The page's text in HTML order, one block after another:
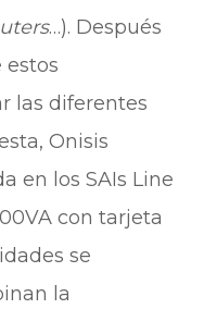
…). Después
las diferentes
Onisis
en los SAIs Line
con tarjeta
se
la